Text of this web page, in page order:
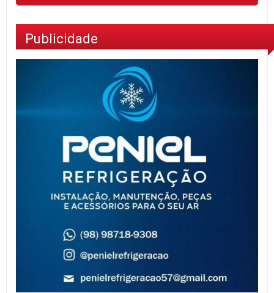
Publicidade